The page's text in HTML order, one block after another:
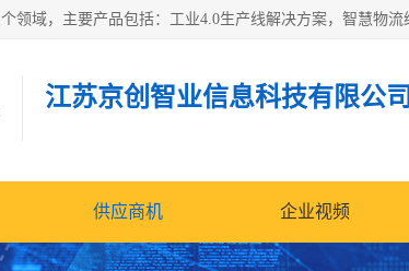
江苏京创智业信息科技有限公司
供应商机 企业视频